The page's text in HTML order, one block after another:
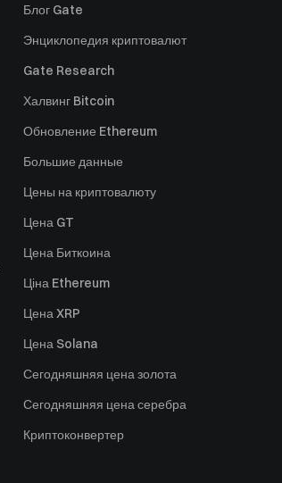
Блог Gate
Энциклопедия криптовалют
Gate Research
Халвинг Bitcoin
Обновление Ethereum
Большие данные
Цены на криптовалюту
Цена GT
Цена Биткоина
Ціна Ethereum
Цена XRP
Цена Solana
Сегодняшняя цена золота
Сегодняшняя цена серебра
Криптоконвертер